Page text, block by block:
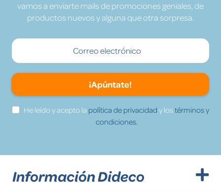
vamos a enviarte mails de promociones geniales, de
productos nuevos y alguna que otra sorpresa.
¡Apúntate!
He leído y acepto la política de privacidad y lostérminos y
condiciones.
Información Dideco